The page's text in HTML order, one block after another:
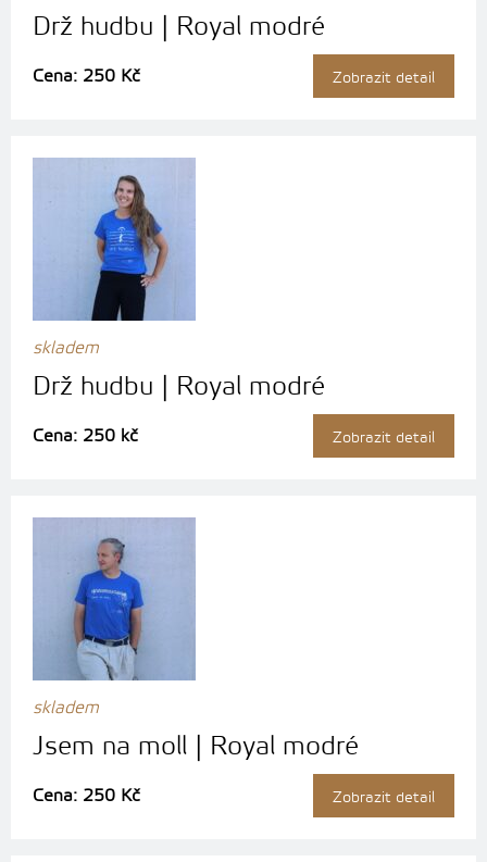
Drž hudbu | Royal modré
Cena: 250 Kč Zobrazit detail
skladem
Drž hudbu | Royal modré
Cena: 250 kč Zobrazit detail
skladem
Jsem na moll | Royal modré
Cena: 250 Kč Zobrazit detail